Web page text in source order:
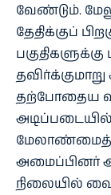
வேண்டும்.
தேதிக்குப்
தவிர்க்குமாறு
தற்போதைய
அடிப்படையில்,
மேலாண்மைத்
அமைப்பினர்
நிலையில்